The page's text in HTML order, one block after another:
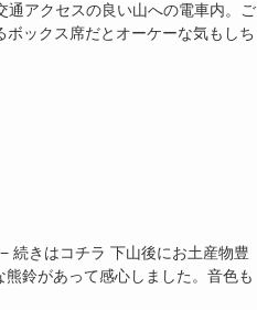
アクセスの良い山への電車内。ご
ックス席だとオーケーな気もしち
続きはコチラ 下山後にお土産物豊
鈴があって感心しました。音色も